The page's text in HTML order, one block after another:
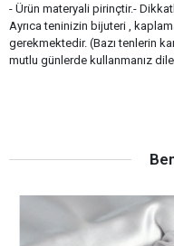
- Ürün materyali pirinçtir.-
Ayrıca teninizin bijuteri ,
gerekmektedir. (Bazı tenlerin
mutlu günlerde kullanmanız